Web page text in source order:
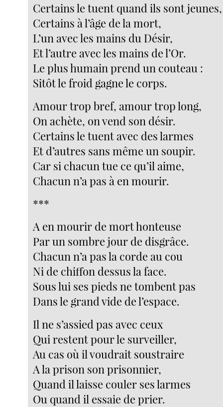
Certains le tuent quand ils sont jeunes,
Certains à l’âge de la mort,
L’un avec les mains du Désir,
Et l’autre avec les mains de l’Or.
Le plus humain prend un couteau :
Sitôt le froid gagne le corps.
Amour trop bref, amour trop long,
On achète, on vend son désir.
Certains le tuent avec des larmes
Et d’autres sans même un soupir.
Car si chacun tue ce qu’il aime,
Chacun n’a pas à en mourir.
***
A en mourir de mort honteuse
Par un sombre jour de disgrâce.
Chacun n’a pas la corde au cou
Ni de chiffon dessus la face.
Sous lui ses pieds ne tombent pas
Dans le grand vide de l’espace.
Il ne s’assied pas avec ceux
Qui restent pour le surveiller,
Au cas où il voudrait soustraire
A la prison son prisonnier,
Quand il laisse couler ses larmes
Ou quand il essaie de prier.